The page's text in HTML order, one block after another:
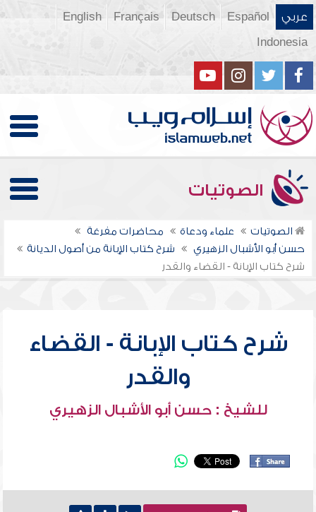
عربي Español
Deutsch
Français
English
Indonesia
الصوتيات
الصوتيات علماء ودعاة
محاضرات مفرغة
حسن أبو الأشبال الزهيري
شرح كتاب الإبانة من أصول الديانة
شرح كتاب الإبانة - القضاء والقدر
شرح كتاب الإبانة - القضاء
والقدر
للشيخ : حسن أبو الأشبال الزهيري